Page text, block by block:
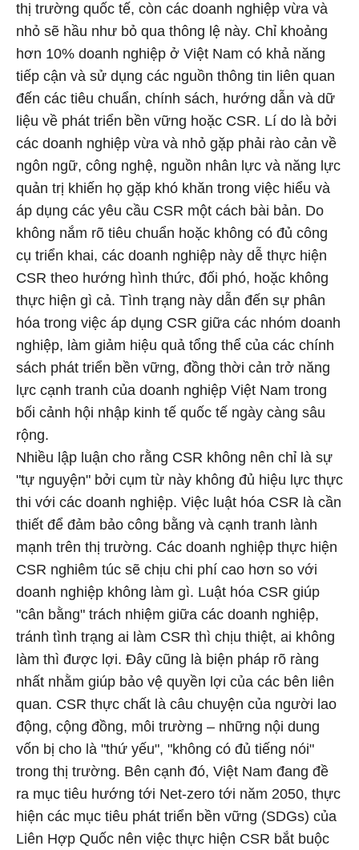
thị trường quốc tế, còn các doanh nghiệp vừa và
nhỏ sẽ hầu như bỏ qua thông lệ này. Chỉ khoảng
hơn 10% doanh nghiệp ở Việt Nam có khả năng
tiếp cận và sử dụng các nguồn thông tin liên quan
đến các tiêu chuẩn, chính sách, hướng dẫn và dữ
liệu về phát triển bền vững hoặc CSR. Lí do là bởi
các doanh nghiệp vừa và nhỏ gặp phải rào cản về
ngôn ngữ, công nghệ, nguồn nhân lực và năng lực
quản trị khiến họ gặp khó khăn trong việc hiểu và
áp dụng các yêu cầu CSR một cách bài bản. Do
không nắm rõ tiêu chuẩn hoặc không có đủ công
cụ triển khai, các doanh nghiệp này dễ thực hiện
CSR theo hướng hình thức, đối phó, hoặc không
thực hiện gì cả. Tình trạng này dẫn đến sự phân
hóa trong việc áp dụng CSR giữa các nhóm doanh
nghiệp, làm giảm hiệu quả tổng thể của các chính
sách phát triển bền vững, đồng thời cản trở năng
lực cạnh tranh của doanh nghiệp Việt Nam trong
bối cảnh hội nhập kinh tế quốc tế ngày càng sâu
rộng.
Nhiều lập luận cho rằng CSR không nên chỉ là sự
"tự nguyện" bởi cụm từ này không đủ hiệu lực thực
thi với các doanh nghiệp. Việc luật hóa CSR là cần
thiết để đảm bảo công bằng và cạnh tranh lành
mạnh trên thị trường. Các doanh nghiệp thực hiện
CSR nghiêm túc sẽ chịu chi phí cao hơn so với
doanh nghiệp không làm gì. Luật hóa CSR giúp
"cân bằng" trách nhiệm giữa các doanh nghiệp,
tránh tình trạng ai làm CSR thì chịu thiệt, ai không
làm thì được lợi. Đây cũng là biện pháp rõ ràng
nhất nhằm giúp bảo vệ quyền lợi của các bên liên
quan. CSR thực chất là câu chuyện của người lao
động, cộng đồng, môi trường – những nội dung
vốn bị cho là "thứ yếu", "không có đủ tiếng nói"
trong thị trường. Bên cạnh đó, Việt Nam đang đề
ra mục tiêu hướng tới Net-zero tới năm 2050, thực
hiện các mục tiêu phát triển bền vững (SDGs) của
Liên Hợp Quốc nên việc thực hiện CSR bắt buộc